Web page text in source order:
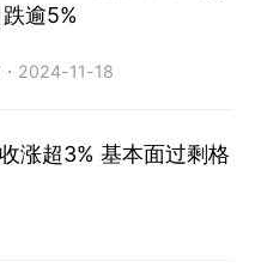
跌逾5%
・ 2024-11-18
涨超3% 基本面过剩格